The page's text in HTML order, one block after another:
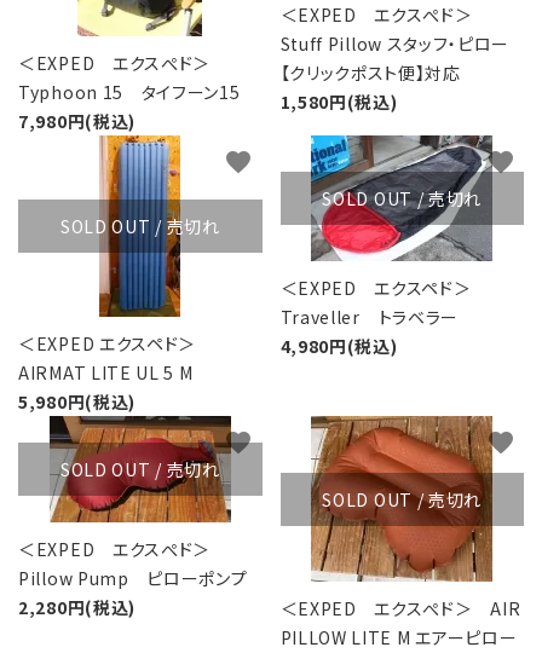
＜EXPED エクスぺド＞
Typhoon 15 タイフーン15
7,980円(税込)
＜EXPED エクスぺド＞
Stuff Pillow スタッフ・ピロー
【クリックポスト便】対応
1,580円(税込)
SOLD OUT / 売切れ
＜EXPED エクスペド＞
AIRMAT LITE UL 5 M
5,980円(税込)
favorite
SOLD OUT / 売切れ
＜EXPED エクスペド＞
Traveller トラベラー
4,980円(税込)
favorite
SOLD OUT / 売切れ
＜EXPED エクスぺド＞
Pillow Pump ピローポンプ
2,280円(税込)
favorite
SOLD OUT / 売切れ
＜EXPED エクスぺド＞ AIR
PILLOW LITE M エアーピロー
favorite